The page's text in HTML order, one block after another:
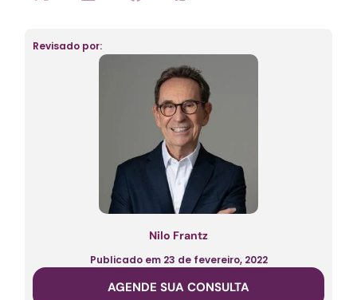
Revisado por:
Nilo Frantz
Publicado em 23 de fevereiro, 2022
AGENDE SUA CONSULTA